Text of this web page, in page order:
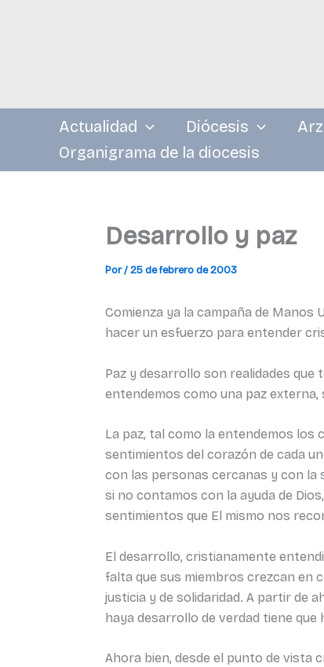
Actualidad Diócesis
Organigrama de la diocesis
Desarrollo y paz
Por/25 de febrero de 2003
Comienza ya la campaña de Manos
hacer un esfuerzo para entender
Paz y desarrollo son realidades que
entendemos como una paz
La paz, tal como la entendemos los
sentimientos del corazón de cada
con las personas cercanas y con la
si no contamos con la ayuda de
sentimientos que El mismo nos
El desarrollo, cristianamente
falta que sus miembros crezcan en
justicia y de solidaridad. A partir de
haya desarrollo de verdad tiene
Ahora bien, desde el punto de vista